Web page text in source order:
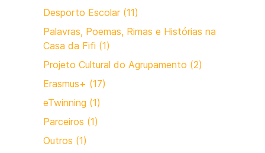
Desporto Escolar (11)
Palavras, Poemas, Rimas e Histórias na
Casa da Fifi (1)
Projeto Cultural do Agrupamento (2)
Erasmus+ (17)
eTwinning (1)
Parceiros (1)
Outros (1)